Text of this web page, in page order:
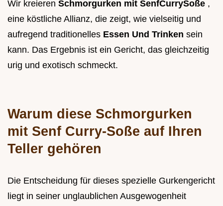
Wir kreieren Schmorgurken mit SenfCurrySoße ,
eine köstliche Allianz, die zeigt, wie vielseitig und
aufregend traditionelles Essen Und Trinken sein
kann. Das Ergebnis ist ein Gericht, das gleichzeitig
urig und exotisch schmeckt.
Warum diese Schmorgurken
mit Senf Curry-Soße auf Ihren
Teller gehören
Die Entscheidung für dieses spezielle Gurkengericht
liegt in seiner unglaublichen Ausgewogenheit